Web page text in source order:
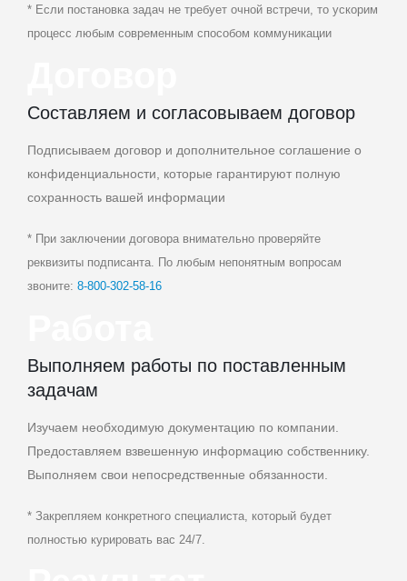
* Если постановка задач не требует очной встречи, то ускорим
процесс любым современным способом коммуникации
Составляем и согласовываем договор
Подписываем договор и дополнительное соглашение о
конфиденциальности, которые гарантируют полную
сохранность вашей информации
* При заключении договора внимательно проверяйте
реквизиты подписанта. По любым непонятным вопросам
звоните: 8‑800‑302‑58‑16
Выполняем работы по поставленным
задачам
Изучаем необходимую документацию по компании.
Предоставляем взвешенную информацию собственнику.
Выполняем свои непосредственные обязанности.
* Закрепляем конкретного специалиста, который будет
полностью курировать вас 24/7.